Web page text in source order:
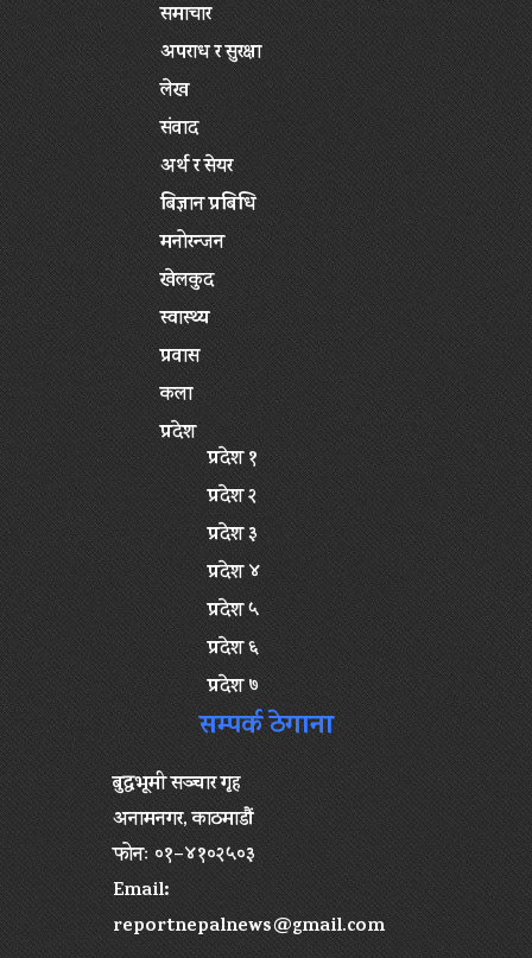
समाचार
अपराध र सुरक्षा
लेख
संवाद
अर्थ र सेयर
बिज्ञान प्रबिधि
मनोरन्जन
खेलकुद
स्वास्थ्य
प्रवास
कला
प्रदेश
प्रदेश १
प्रदेश २
प्रदेश ३
प्रदेश ४
प्रदेश ५
प्रदेश ६
प्रदेश ७
सम्पर्क ठेगाना
बुद्धभूमी सञ्चार गृह
अनामनगर, काठमाडौं
फोनः ०१–४१०२५०३
Email:
reportnepalnews@gmail.com